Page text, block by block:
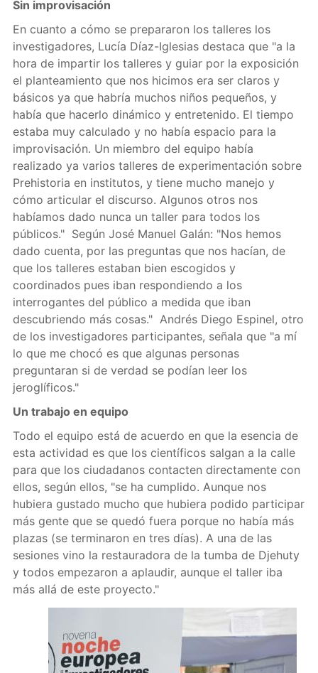
Sin improvisación
En cuanto a cómo se prepararon los talleres los
investigadores, Lucía Díaz-Iglesias destaca que "a la
hora de impartir los talleres y guiar por la exposición
el planteamiento que nos hicimos era ser claros y
básicos ya que habría muchos niños pequeños, y
había que hacerlo dinámico y entretenido. El tiempo
estaba muy calculado y no había espacio para la
improvisación. Un miembro del equipo había
realizado ya varios talleres de experimentación sobre
Prehistoria en institutos, y tiene mucho manejo y
cómo articular el discurso. Algunos otros nos
habíamos dado nunca un taller para todos los
públicos." Según José Manuel Galán: "Nos hemos
dado cuenta, por las preguntas que nos hacían, de
que los talleres estaban bien escogidos y
coordinados pues iban respondiendo a los
interrogantes del público a medida que iban
descubriendo más cosas." Andrés Diego Espinel, otro
de los investigadores participantes, señala que "a mí
lo que me chocó es que algunas personas
preguntaran si de verdad se podían leer los
jeroglíficos."
Un trabajo en equipo
Todo el equipo está de acuerdo en que la esencia de
esta actividad es que los científicos salgan a la calle
para que los ciudadanos contacten directamente con
ellos, según ellos, "se ha cumplido. Aunque nos
hubiera gustado mucho que hubiera podido participar
más gente que se quedó fuera porque no había más
plazas (se terminaron en tres días). A una de las
sesiones vino la restauradora de la tumba de Djehuty
y todos empezaron a aplaudir, aunque el taller iba
más allá de este proyecto."